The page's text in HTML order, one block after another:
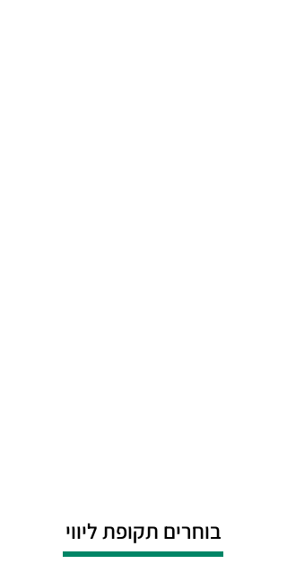
בוחרים תקופת ליווי